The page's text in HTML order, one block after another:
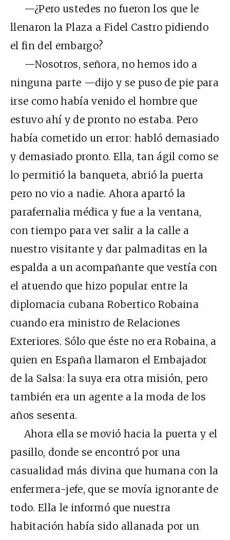
—¿Pero ustedes no fueron los que le
llenaron la Plaza a Fidel Castro pidiendo
el fin del embargo?
—Nosotros, señora, no hemos ido a
ninguna parte —dijo y se puso de pie para
irse como había venido el hombre que
estuvo ahí y de pronto no estaba. Pero
había cometido un error: habló demasiado
y demasiado pronto. Ella, tan ágil como se
lo permitió la banqueta, abrió la puerta
pero no vio a nadie. Ahora apartó la
parafernalia médica y fue a la ventana,
con tiempo para ver salir a la calle a
nuestro visitante y dar palmaditas en la
espalda a un acompañante que vestía con
el atuendo que hizo popular entre la
diplomacia cubana Robertico Robaina
cuando era ministro de Relaciones
Exteriores. Sólo que éste no era Robaina, a
quien en España llamaron el Embajador
de la Salsa: la suya era otra misión, pero
también era un agente a la moda de los
años sesenta.
Ahora ella se movió hacia la puerta y el
pasillo, donde se encontró por una
casualidad más divina que humana con la
enfermera-jefe, que se movía ignorante de
todo. Ella le informó que nuestra
habitación había sido allanada por un